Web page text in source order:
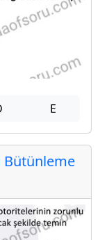
E
Bütünleme